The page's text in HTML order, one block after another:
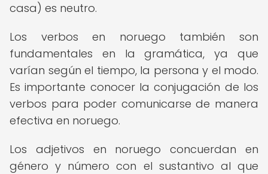
casa) es neutro.
Los verbos en noruego también son
fundamentales en la gramática, ya que
varían según el tiempo, la persona y el modo.
Es importante conocer la conjugación de los
verbos para poder comunicarse de manera
efectiva en noruego.
Los adjetivos en noruego concuerdan en
género y número con el sustantivo al que